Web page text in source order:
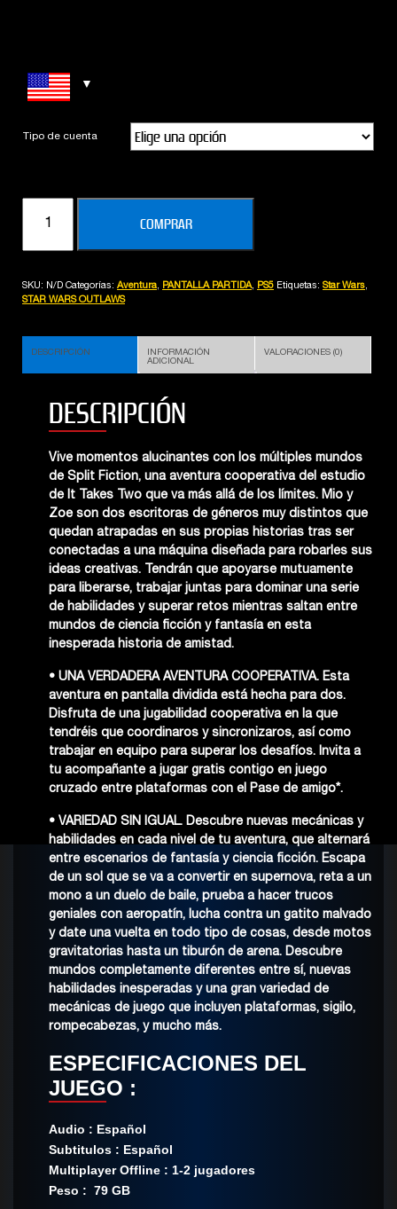
Tipo de cuenta
FICTION
(PS5)
COMPRAR
SKU: N/D Categorías: Aventura, PANTALLA PARTIDA, PS5 Etiquetas: Star Wars,
STAR WARS OUTLAWS
DESCRIPCIÓN
INFORMACIÓN
ADICIONAL
VALORACIONES (0)
DESCRIPCIÓN
Vive momentos alucinantes con los múltiples mundos
de Split Fiction, una aventura cooperativa del estudio
de It Takes Two que va más allá de los límites. Mio y
Zoe son dos escritoras de géneros muy distintos que
quedan atrapadas en sus propias historias tras ser
conectadas a una máquina diseñada para robarles sus
ideas creativas. Tendrán que apoyarse mutuamente
para liberarse, trabajar juntas para dominar una serie
de habilidades y superar retos mientras saltan entre
mundos de ciencia ficción y fantasía en esta
inesperada historia de amistad.
• UNA VERDADERA AVENTURA COOPERATIVA. Esta
aventura en pantalla dividida está hecha para dos.
Disfruta de una jugabilidad cooperativa en la que
tendréis que coordinaros y sincronizaros, así como
trabajar en equipo para superar los desafíos. Invita a
tu acompañante a jugar gratis contigo en juego
cruzado entre plataformas con el Pase de amigo*.
• VARIEDAD SIN IGUAL. Descubre nuevas mecánicas y
habilidades en cada nivel de tu aventura, que alternará
entre escenarios de fantasía y ciencia ficción. Escapa
de un sol que se va a convertir en supernova, reta a un
mono a un duelo de baile, prueba a hacer trucos
geniales con aeropatín, lucha contra un gatito malvado
y date una vuelta en todo tipo de cosas, desde motos
gravitatorias hasta un tiburón de arena. Descubre
mundos completamente diferentes entre sí, nuevas
habilidades inesperadas y una gran variedad de
mecánicas de juego que incluyen plataformas, sigilo,
rompecabezas, y mucho más.
ESPECIFICACIONES DEL
JUEGO :
Audio : Español
Subtitulos : Español
Multiplayer Offline : 1-2 jugadores
Peso : 79 GB